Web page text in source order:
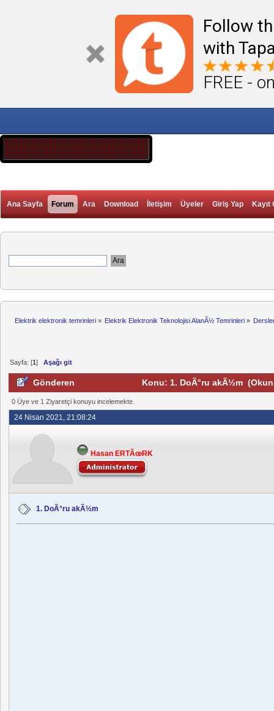
Follow
with
FREE -
Ana Sayfa Forum Ara Download İletişim Üyeler Giriş Yap Kayıt
Elektrik elektronik temrinleri» Elektrik Elektronik Teknolojisi AlanÃ½ Temrinleri »
Sayfa: [1] Aşağı git
Gönderen Konu: 1. DoÃ°ru akÃ½m
0 Üye ve 1 Ziyaretçi konuyu incelemekte.
24 Nisan 2021, 21:08:24
Hasan ERTÃœRK
1. DoÃ°ru akÃ½m